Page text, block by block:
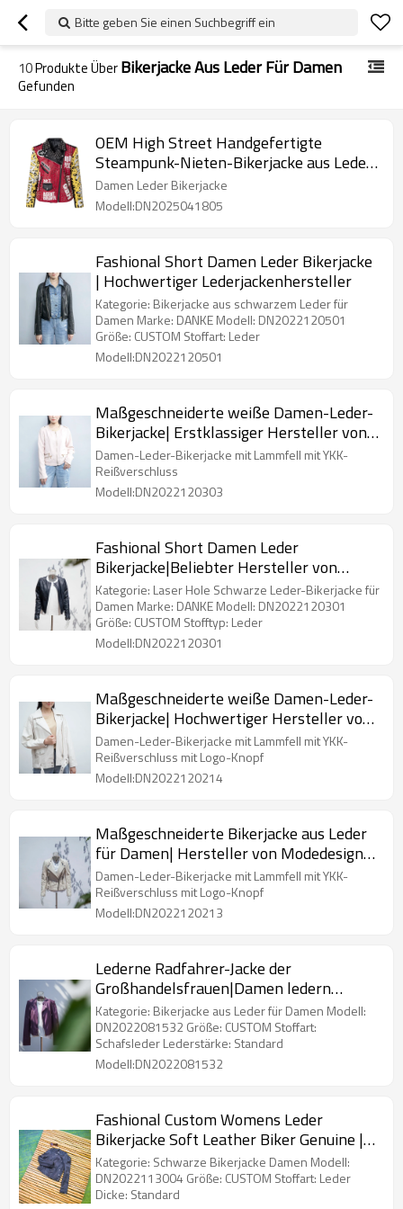
Bitte geben Sie einen Suchbegriff ein
10Produkte ÜberBikerjacke Aus Leder Für Damen
Gefunden
OEM High Street Handgefertigte
Steampunk-Nieten-Bikerjacke aus Leder
für Damen
Damen Leder Bikerjacke
Modell:DN2025041805
Fashional Short Damen Leder Bikerjacke
| Hochwertiger Lederjackenhersteller
Kategorie: Bikerjacke aus schwarzem Leder für
Damen Marke: DANKE Modell: DN2022120501
Größe: CUSTOM Stoffart: Leder
Modell:DN2022120501
Maßgeschneiderte weiße Damen-Leder-
Bikerjacke| Erstklassiger Hersteller von
Bikerjacken
Damen-Leder-Bikerjacke mit Lammfell mit YKK-
Reißverschluss
Modell:DN2022120303
Fashional Short Damen Leder
Bikerjacke|Beliebter Hersteller von
Lederjacken|Laser Hole Fasional Damen
Jacken
Kategorie: Laser Hole Schwarze Leder-Bikerjacke für
Damen Marke: DANKE Modell: DN2022120301
Größe: CUSTOM Stofftyp: Leder
Modell:DN2022120301
Maßgeschneiderte weiße Damen-Leder-
Bikerjacke| Hochwertiger Hersteller von
Bikerjacken
Damen-Leder-Bikerjacke mit Lammfell mit YKK-
Reißverschluss mit Logo-Knopf
Modell:DN2022120214
Maßgeschneiderte Bikerjacke aus Leder
für Damen| Hersteller von Modedesign-
Bikerjacken
Damen-Leder-Bikerjacke mit Lammfell mit YKK-
Reißverschluss mit Logo-Knopf
Modell:DN2022120213
Lederne Radfahrer-Jacke der
Großhandelsfrauen|Damen ledern
kundenspezifisches echtes
Motorrad|Lederjacke-Mantel
Kategorie: Bikerjacke aus Leder für Damen Modell:
DN2022081532 Größe: CUSTOM Stoffart:
Schafsleder Lederstärke: Standard
Modell:DN2022081532
Fashional Custom Womens Leder
Bikerjacke Soft Leather Biker Genuine |
Schwarze Motorradjacke für Damen
Kategorie: Schwarze Bikerjacke Damen Modell:
DN2022113004 Größe: CUSTOM Stoffart: Leder
Dicke: Standard